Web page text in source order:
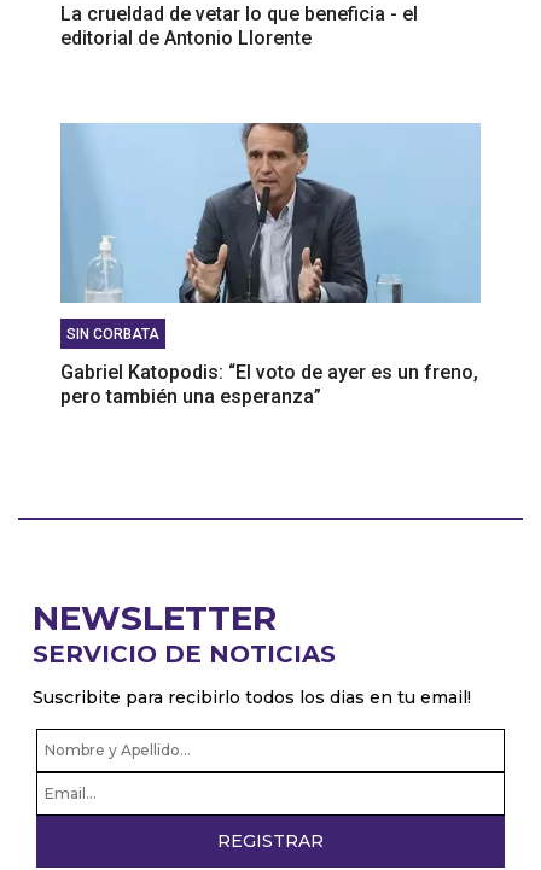
La crueldad de vetar lo que beneficia - el
editorial de Antonio Llorente
SIN CORBATA
Gabriel Katopodis: “El voto de ayer es un freno,
pero también una esperanza”
NEWSLETTER
SERVICIO DE NOTICIAS
Suscribite para recibirlo todos los dias en tu email!